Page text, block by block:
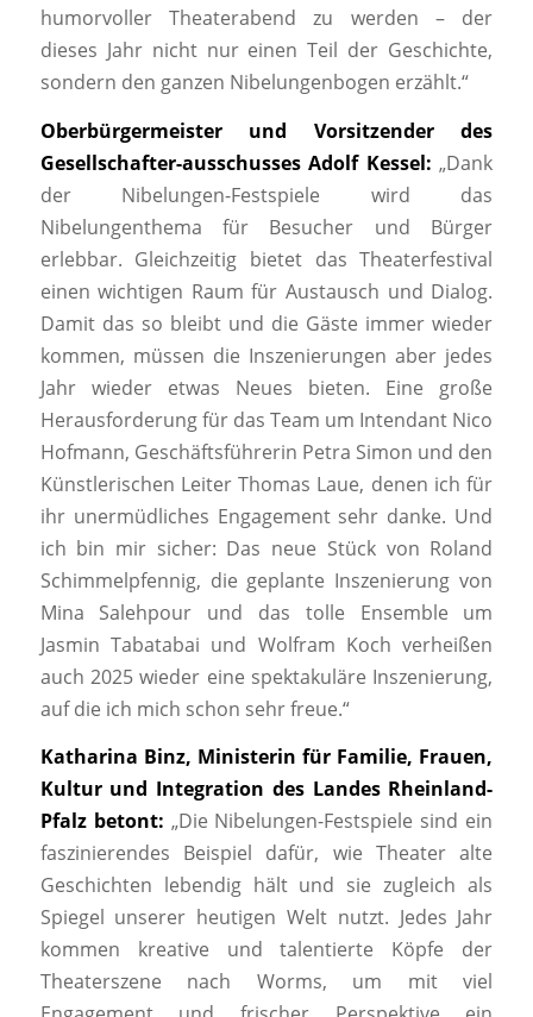
humorvoller Theaterabend zu werden – der
dieses Jahr nicht nur einen Teil der Geschichte,
sondern den ganzen Nibelungenbogen erzählt.“
Oberbürgermeister und Vorsitzender des
Gesellschafter-ausschusses Adolf Kessel:„Dank
der Nibelungen-Festspiele wird das
Nibelungenthema für Besucher und Bürger
erlebbar. Gleichzeitig bietet das Theaterfestival
einen wichtigen Raum für Austausch und Dialog.
Damit das so bleibt und die Gäste immer wieder
kommen, müssen die Inszenierungen aber jedes
Jahr wieder etwas Neues bieten. Eine große
Herausforderung für das Team um Intendant Nico
Hofmann, Geschäftsführerin Petra Simon und den
Künstlerischen Leiter Thomas Laue, denen ich für
ihr unermüdliches Engagement sehr danke. Und
ich bin mir sicher: Das neue Stück von Roland
Schimmelpfennig, die geplante Inszenierung von
Mina Salehpour und das tolle Ensemble um
Jasmin Tabatabai und Wolfram Koch verheißen
auch 2025 wieder eine spektakuläre Inszenierung,
auf die ich mich schon sehr freue.“
Katharina Binz, Ministerin für Familie, Frauen,
Kultur und Integration des Landes Rheinland-
Pfalz betont: „Die Nibelungen-Festspiele sind ein
faszinierendes Beispiel dafür, wie Theater alte
Geschichten lebendig hält und sie zugleich als
Spiegel unserer heutigen Welt nutzt. Jedes Jahr
kommen kreative und talentierte Köpfe der
Theaterszene nach Worms, um mit viel